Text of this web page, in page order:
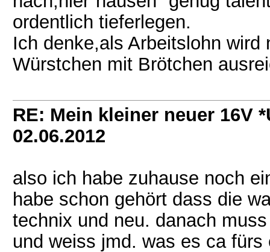
ordentlich tieferlegen.
Ich denke,als Arbeitslohn
Würstchen mit Brötchen
RE: Mein kleiner neuer 16V
02.06.2012
also ich habe zuhause noch
habe schon gehört dass die
technix und neu. danach
und weiss jmd. was es ca